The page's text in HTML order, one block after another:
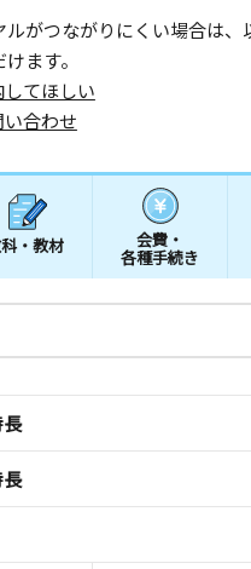
ルがつながりにくい場合は、
ます。
てほしい
合わせ
・教材 会費・
各種手続き